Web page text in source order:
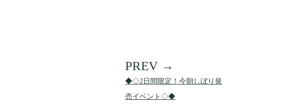
◆◇2日間限定！今朝しぼり発
売イベント◇◆